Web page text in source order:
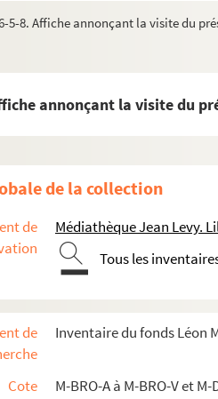
5-8. Affiche annonçant la visite du
annonçant la visite du
de la collection
de
Médiathèque Jean Levy.
Tous les
de
Inventaire du fonds Léon
Cote
M-BRO-A à M-BRO-V et M-
du fonds Mahieu
fonds Mahieu
historiques lillois
régime et République
et Restauration
de Lille (1564-1840)
de Lille (1841-1869)
Lille (1870-1881)
Fêtes de Lille 1871
Fêtes de Lille 1872
4. Sans titre